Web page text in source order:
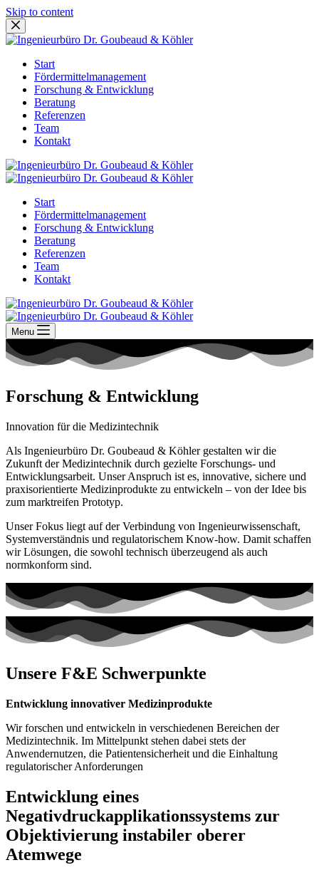
Skip to content
Start
Fördermittelmanagement
Forschung & Entwicklung
Beratung
Referenzen
Team
Kontakt
Start
Fördermittelmanagement
Forschung & Entwicklung
Beratung
Referenzen
Team
Kontakt
Menu
Forschung & Entwicklung
Innovation für die Medizintechnik
Als Ingenieurbüro Dr. Goubeaud & Köhler gestalten wir die
Zukunft der Medizintechnik durch gezielte Forschungs- und
Entwicklungsarbeit. Unser Anspruch ist es, innovative, sichere und
praxisorientierte Medizinprodukte zu entwickeln – von der Idee bis
zum marktreifen Prototyp.
Unser Fokus liegt auf der Verbindung von Ingenieurwissenschaft,
Systemverständnis und regulatorischem Know-how. Damit schaffen
wir Lösungen, die sowohl technisch überzeugend als auch
normkonform sind.
Unsere F&E Schwerpunkte
Entwicklung innovativer Medizinprodukte
Wir forschen und entwickeln in verschiedenen Bereichen der
Medizintechnik. Im Mittelpunkt stehen dabei stets der
Anwendernutzen, die Patientensicherheit und die Einhaltung
regulatorischer Anforderungen
Entwicklung eines
Negativdruckapplikationssystems zur
Objektivierung instabiler oberer
Atemwege